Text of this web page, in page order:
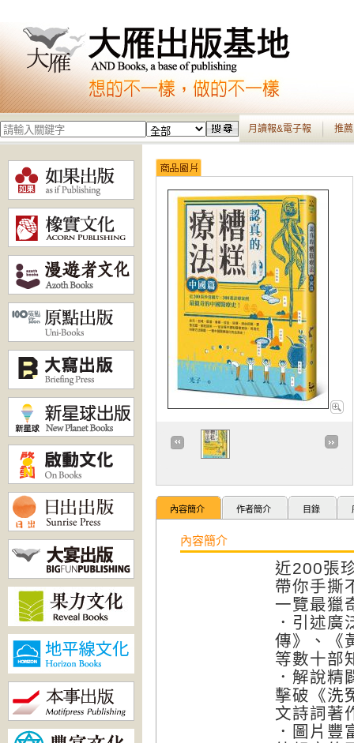
月讀報&電子報 推
內容簡介 作者簡介 目錄
內容簡介
近200張
帶你手撕
一覽最獵
．引述
傳》、《
等數十部
．解說
擊破《洗
文詩詞著
．圖片